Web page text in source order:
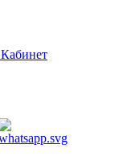
Кабинет